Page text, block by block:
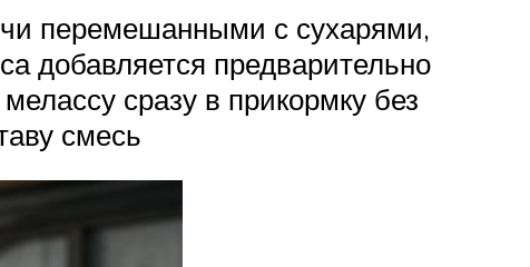
перемешанными с сухарями,
добавляется предварительно
сразу в прикормку без
смесь